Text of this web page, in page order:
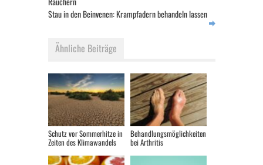
Stau in den Beinvenen: Krampfadern behandeln lassen
Ähnliche Beiträge
Schutz vor Sommerhitze in
Zeiten des Klimawandels
Behandlungsmöglichkeiten
bei Arthritis